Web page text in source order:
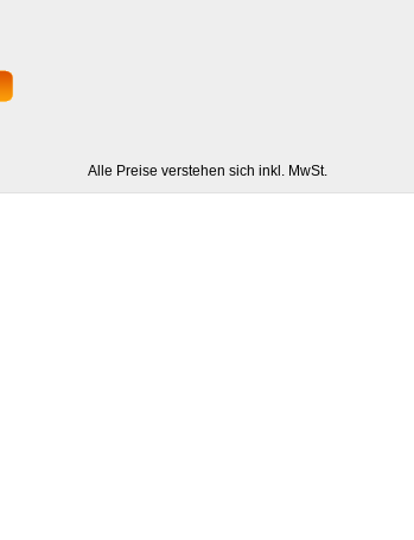
Alle Preise verstehen sich inkl. MwSt.